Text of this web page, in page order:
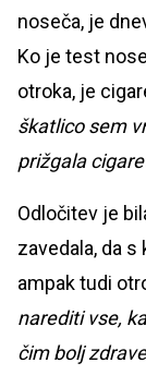
noseča, je
Ko je test
otroka, je
škatlico sem
prižgala
Odločitev je
zavedala, da
ampak tudi
narediti vse,
čim bolj